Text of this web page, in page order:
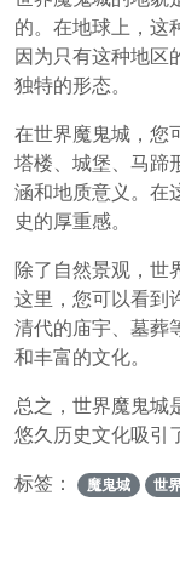
的。在地球上，这
因为只有这种地区
独特的形态。
在世界魔鬼城，您
塔楼、城堡、马蹄
涵和地质意义。在
史的厚重感。
除了自然景观，世
这里，您可以看到
清代的庙宇、墓葬
和丰富的文化。
总之，世界魔鬼城
悠久历史文化吸引
标签：
魔鬼城 世